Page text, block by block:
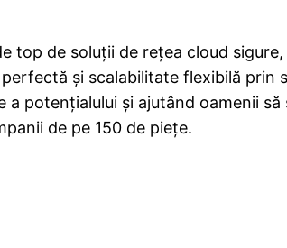
top de soluții de rețea cloud
și scalabilitate flexibilă
potențialului și ajutând oamenii
de pe 150 de piețe.